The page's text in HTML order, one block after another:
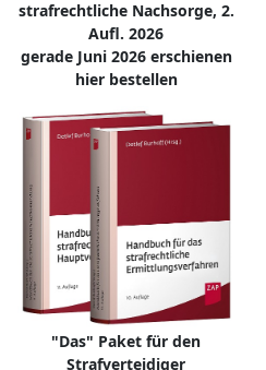
strafrechtliche Nachsorge, 2.
Aufl. 2026
gerade Juni 2026 erschienen
hier bestellen
"Das" Paket für den
Strafverteidiger